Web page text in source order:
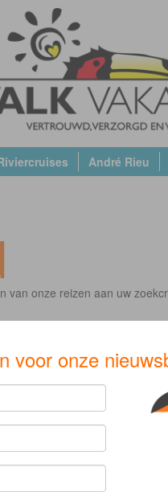
voor onze
André Rieu
van onze reizen aan uw